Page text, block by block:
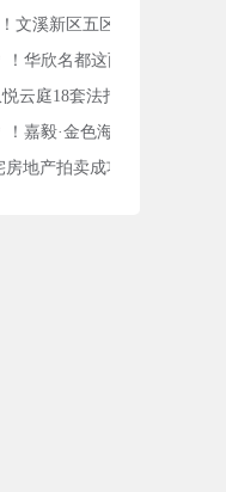
文溪新区五区这套房拍卖成
！华欣名都这两套房合并拍
云庭18套法拍房成交，最
！嘉毅·金色海岸这套房拍卖
地产拍卖成功